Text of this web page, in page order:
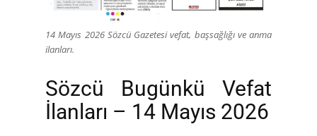
14 Mayıs 2026 Sözcü Gazetesi vefat, başsağlığı ve anma
ilanları.
Sözcü Bugünkü Vefat
İlanları – 14 Mayıs 2026